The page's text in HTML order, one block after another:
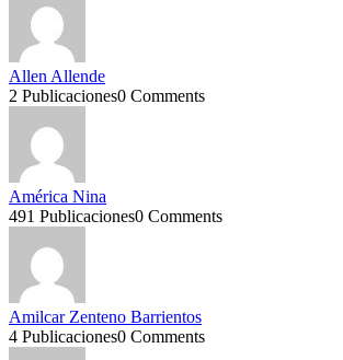
Allen Allende
2 Publicaciones0 Comments
América Nina
491 Publicaciones0 Comments
Amilcar Zenteno Barrientos
4 Publicaciones0 Comments